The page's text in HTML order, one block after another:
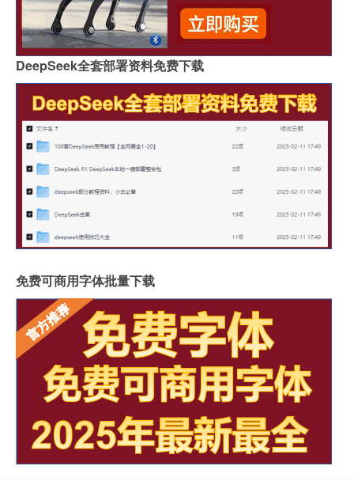
DeepSeek全套部署资料免费下载
免费可商用字体批量下载